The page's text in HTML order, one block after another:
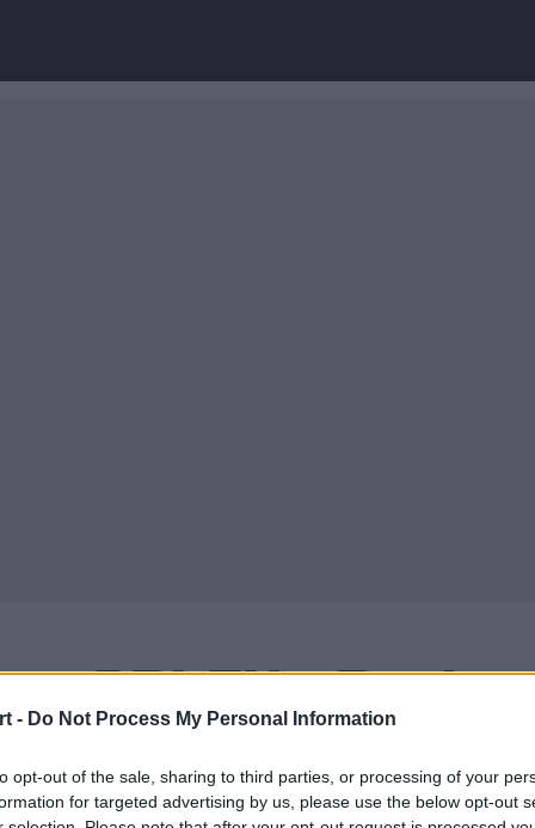
- Do Not Process My Personal Information
opt-out of the sale, sharing to third parties, or processing of your
for targeted advertising by us, please use the below opt-out
ORLEN
Apogee zagra w